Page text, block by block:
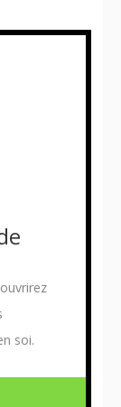
soi.